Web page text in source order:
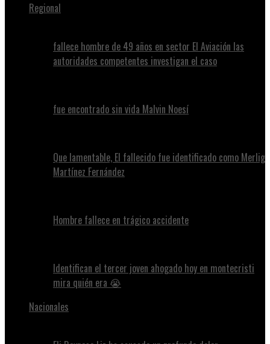
Regional
fallece hombre de 49 años en sector El Aviación las
autoridades competentes investigan el caso
fue encontrado sin vida Malvin Noesí
Que lamentable, El fallecido fue identificado como Merlig
Martínez Fernández
Hombre fallece en trágico accidente
Identifican el tercer joven ahogado hoy en montecristi
mira quién era 😭
Nacionales